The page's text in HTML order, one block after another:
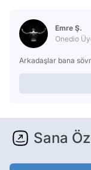
Emre Ş.
Onedio
Arkadaşlar bana
Sana